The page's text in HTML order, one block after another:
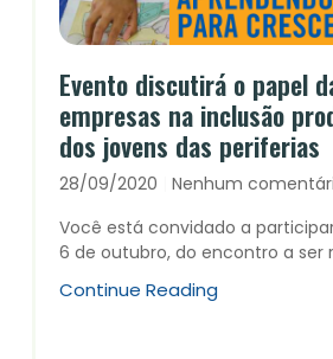
Evento discutirá o papel
empresas na inclusão
dos jovens das periferias
28/09/2020
Nenhum
Você está convidado a
6 de outubro, do encontro a ser
Continue Reading